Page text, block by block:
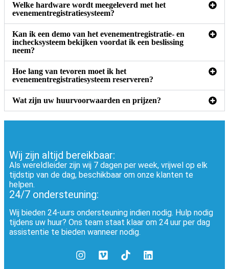
Welke hardware wordt meegeleverd met het
evenementregistratiesysteem?
Kan ik een demo van het evenementregistratie- en
inchecksysteem bekijken voordat ik een beslissing
neem?
Hoe lang van tevoren moet ik het
evenementregistratiesysteem reserveren?
Wat zijn uw huurvoorwaarden en prijzen?
Wij zijn altijd bereikbaar:
Als wereldleider zijn wij 7 dagen per week, vrijwel op elk
tijdstip van de dag, beschikbaar om onze klanten te
helpen.
24/7 ondersteuning:
Wij bieden 24-uurs ondersteuning indien nodig. Hulp nodig
tijdens uw huur? Ons team staat klaar om 24 uur per dag
assistentie te bieden wanneer nodig.